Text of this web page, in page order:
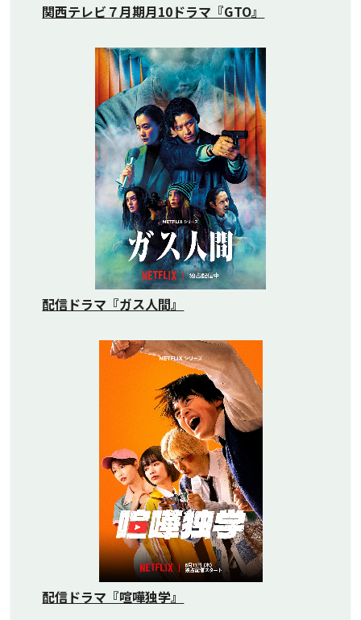
関西テレビ７月期月10ドラマ『GTO』
配信ドラマ『ガス人間』
配信ドラマ『喧嘩独学』